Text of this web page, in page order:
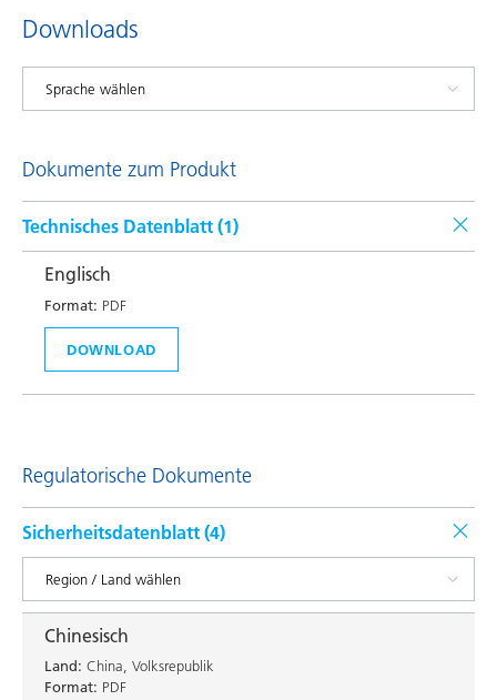
Downloads
Dokumente zum Produkt
Technisches Datenblatt (1)
Englisch
Format: PDF
DOWNLOAD
Regulatorische Dokumente
Sicherheitsdatenblatt (4)
Chinesisch
Land: China, Volksrepublik
Format: PDF